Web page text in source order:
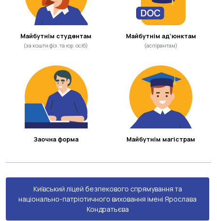
Майбутнім студентам
(за кошти фіз. та юр. осіб)
Майбутнім ад’юнктам
(аспірантам)
Заочна форма Майбутнім магістрам
Київський ліцей безпекового спрямування та
національно-патріотичного виховання імені Ярослава
Кондратьєва